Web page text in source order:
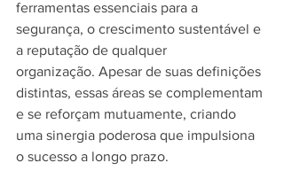
ferramentas essenciais para a
segurança, o crescimento sustentável e
a reputação de qualquer
organização. Apesar de suas definições
distintas, essas áreas se complementam
e se reforçam mutuamente, criando
uma sinergia poderosa que impulsiona
o sucesso a longo prazo.